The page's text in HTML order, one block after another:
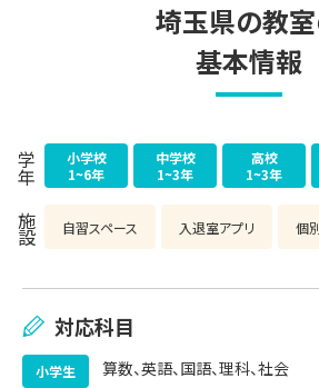
各教室の写真・雰囲気を見てみる
まずは教室見学のみお問い合わせ
自習スペースなどの学習環境に
無料体験授業のお問い合わせ
無料体験についてもっと見る
時間割や授業の振替について
振替の仕組みについて問い合わ
授業料を問い合わせる
授業料について
埼玉県の教
基本情報
学年
小学校
1~6年
中学校
1~3年
高校
1~3年
施設 自習スペース 入退室アプリ 個
対応科目
小学生 算数、英語、国語、理科、社会